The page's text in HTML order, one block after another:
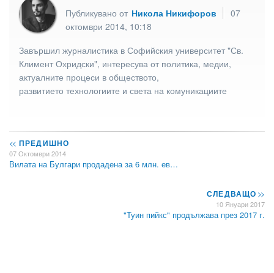
Публикувано от Никола Никифоров
07
октомври 2014, 10:18
Завършил журналистика в Софийския университет "Св.
Климент Охридски", интересува от политика, медии,
актуалните процеси в обществото,
развитието технологиите и света на комуникациите
<< ПРЕДИШНО
07 Октомври 2014
Вилата на Булгари продадена за 6 млн. ев…
СЛЕДВАЩО>>
10 Януари 2017
"Туин пийкс" продължава през 2017 г.